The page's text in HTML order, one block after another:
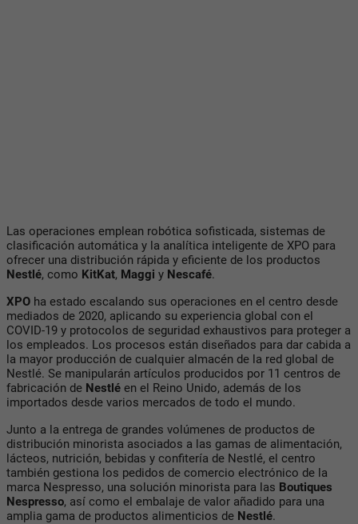
Las operaciones emplean robótica sofisticada, sistemas de
clasificación automática y la analítica inteligente de XPO para
ofrecer una distribución rápida y eficiente de los productos
Nestlé, como KitKat, Maggi y Nescafé.
XPO ha estado escalando sus operaciones en el centro desde
mediados de 2020, aplicando su experiencia global con el
COVID-19 y protocolos de seguridad exhaustivos para proteger a
los empleados. Los procesos están diseñados para dar cabida a
la mayor producción de cualquier almacén de la red global de
Nestlé. Se manipularán artículos producidos por 11 centros de
fabricación de Nestlé en el Reino Unido, además de los
importados desde varios mercados de todo el mundo.
Junto a la entrega de grandes volúmenes de productos de
distribución minorista asociados a las gamas de alimentación,
lácteos, nutrición, bebidas y confitería de Nestlé, el centro
también gestiona los pedidos de comercio electrónico de la
marca Nespresso, una solución minorista para las Boutiques
Nespresso, así como el embalaje de valor añadido para una
amplia gama de productos alimenticios de Nestlé.